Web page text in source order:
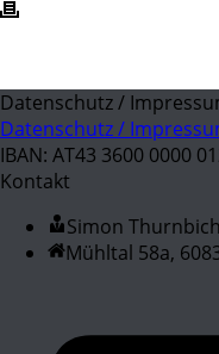
Datenschutz /
Datenschutz /
IBAN: AT43 3600 0000
Kontakt
Simon
Mühltal 58a,